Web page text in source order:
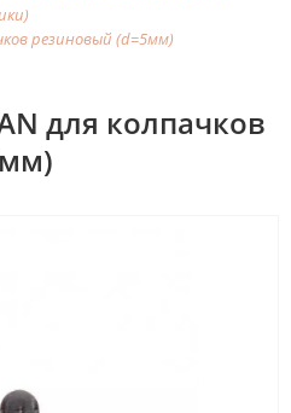
резиновый (d=5мм)
для колпачков